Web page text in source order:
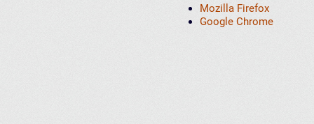
Mozilla Firefox
Google Chrome